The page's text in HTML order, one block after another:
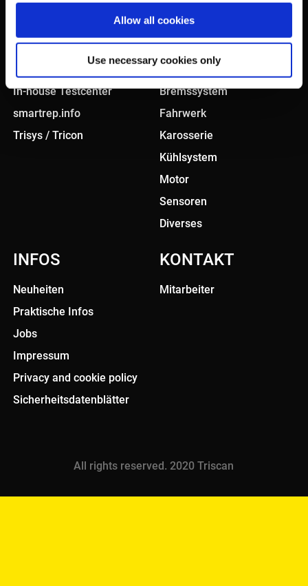
Allow all cookies
Use necessary cookies only
KONZEPT
In-house Testcenter
smartrep.info
Trisys / Tricon
PRODUKTE
Antriebssystem
Bremssystem
Fahrwerk
Karosserie
Kühlsystem
Motor
Sensoren
Diverses
INFOS
Neuheiten
Praktische Infos
Jobs
Impressum
Privacy and cookie policy
Sicherheitsdatenblätter
KONTAKT
Mitarbeiter
All rights reserved. 2020 Triscan